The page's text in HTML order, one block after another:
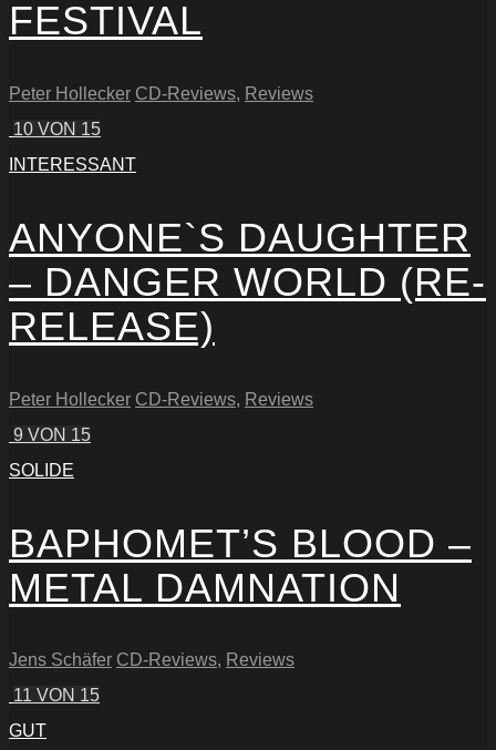
FESTIVAL
Peter Hollecker CD-Reviews, Reviews
10 VON 15
INTERESSANT
ANYONE`S DAUGHTER
– DANGER WORLD (RE-
RELEASE)
Peter Hollecker CD-Reviews, Reviews
9 VON 15
SOLIDE
BAPHOMET’S BLOOD –
METAL DAMNATION
Jens Schäfer CD-Reviews, Reviews
11 VON 15
GUT